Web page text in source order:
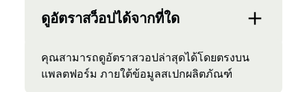
ดูอัตราสว็อปได้จากที่ใด
คุณสามารถดูอัตราสวอปล่าสุดได้โดยตรงบน
แพลตฟอร์ม ภายใต้ข้อมูลสเปกผลิตภัณฑ์